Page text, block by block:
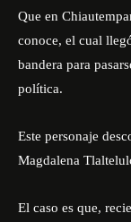
Que en
conoce, el cual
bandera para
política.
Este personaje
Magdalena
El caso es que,